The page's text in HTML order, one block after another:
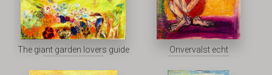
The giant garden lovers guide Onvervalst echt